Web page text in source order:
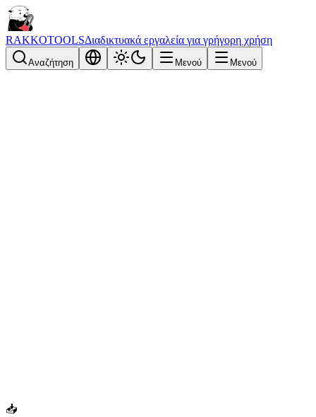
RAKKOTOOLSΔιαδικτυακά εργαλεία για γρήγορη χρήση
Αναζήτηση Μενού Μενού
📥